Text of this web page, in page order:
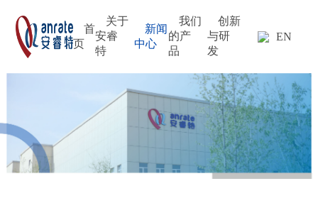
首
页
关于
安睿
特
新闻
中心
我们
的产
品
创新
与研
发
EN